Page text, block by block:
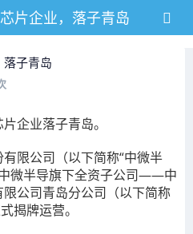
片企业，落子青岛
子青岛
企业落子青岛。
限公司（以下简称“中微半
微半导旗下全资子公司——中
公司青岛分公司（以下简称
揭牌运营。